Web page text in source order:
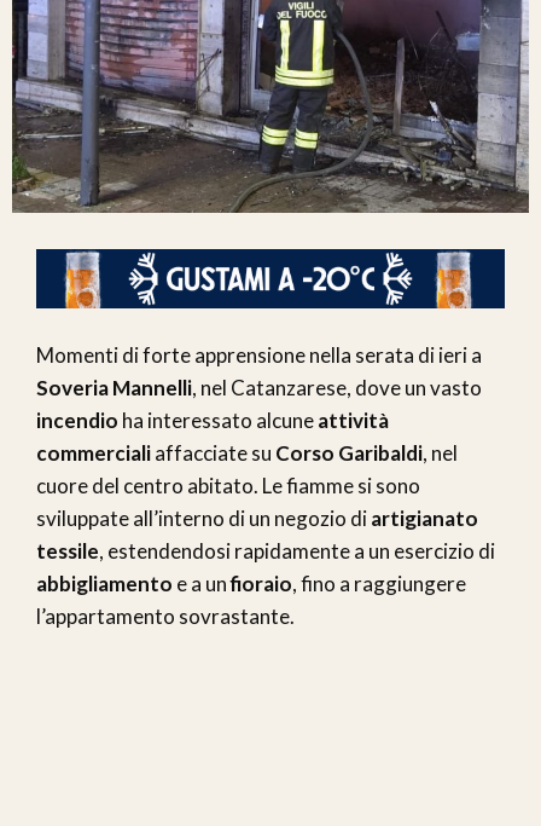
Momenti di forte apprensione nella serata di ieri a
Soveria Mannelli, nel Catanzarese, dove un vasto
incendio ha interessato alcuneattività
commercialiaffacciate su Corso Garibaldi, nel
cuore del centro abitato. Le fiamme si sono
sviluppate all’interno di un negozio diartigianato
tessile, estendendosi rapidamente a un esercizio di
abbigliamento e a unfioraio, fino a raggiungere
l’appartamento sovrastante.